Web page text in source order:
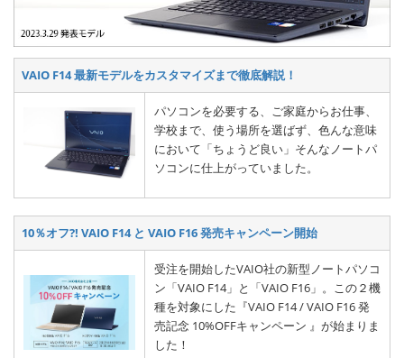
VAIO F14 最新モデルをカスタマイズまで徹底解説！
パソコンを必要する、ご家庭からお仕事、
学校まで、使う場所を選ばず、色んな意味
において「ちょうど良い」そんなノートパ
ソコンに仕上がっていました。
10％オフ?! VAIO F14 と VAIO F16 発売キャンペーン開始
受注を開始したVAIO社の新型ノートパソコ
ン「VAIO F14」と「VAIO F16」。この２機
種を対象にした『VAIO F14 / VAIO F16 発
売記念 10%OFFキャンペーン 』が始まりま
した！